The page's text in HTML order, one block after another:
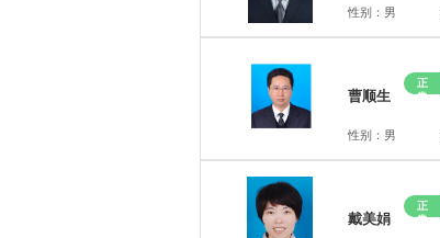
性别：男
曹顺生
正
常
性别：男
戴美娟
正
常